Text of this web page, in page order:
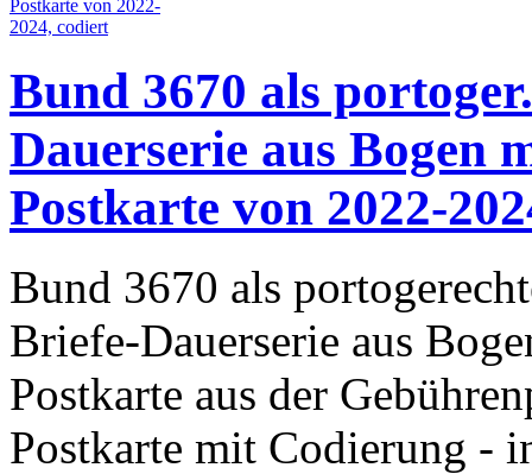
Bund 3670 als
Dauerserie aus Bogen
Postkarte von 2022-
Bund 3670 als
Briefe-Dauerserie aus
Postkarte aus der
Postkarte mit Codierung -